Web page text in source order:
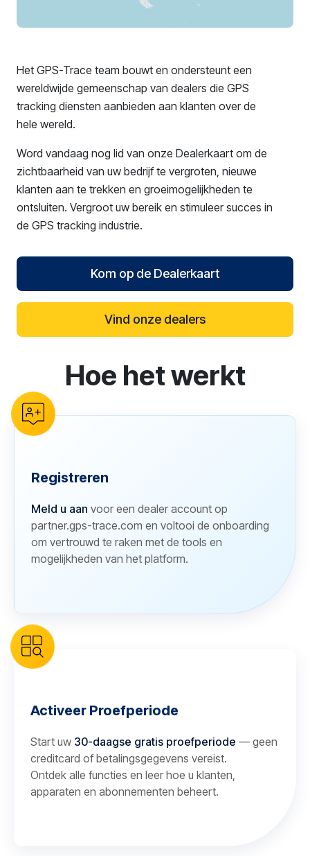
Het GPS-Trace team bouwt en ondersteunt een
wereldwijde gemeenschap van dealers die GPS
tracking diensten aanbieden aan klanten over de
hele wereld.
Word vandaag nog lid van onze Dealerkaart om de
zichtbaarheid van uw bedrijf te vergroten, nieuwe
klanten aan te trekken en groeimogelijkheden te
ontsluiten. Vergroot uw bereik en stimuleer succes in
de GPS tracking industrie.
Kom op de Dealerkaart
Vind onze dealers
reCAPTCHA verification
Hoe het werkt
Registreren
Meld u aan voor een dealer account op
partner.gps-trace.com en voltooi de onboarding
om vertrouwd te raken met de tools en
mogelijkheden van het platform.
Activeer Proefperiode
Start uw 30-daagse gratis proefperiode — geen
creditcard of betalingsgegevens vereist.
Ontdek alle functies en leer hoe u klanten,
apparaten en abonnementen beheert.